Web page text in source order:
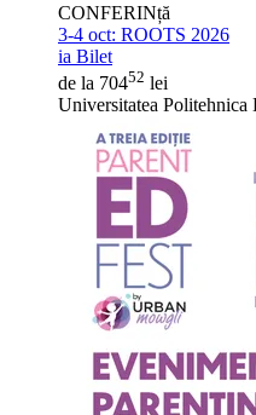
CONFERINță
3-4 oct: ROOTS 2026
ia Bilet
de la 70452 lei
Universitatea